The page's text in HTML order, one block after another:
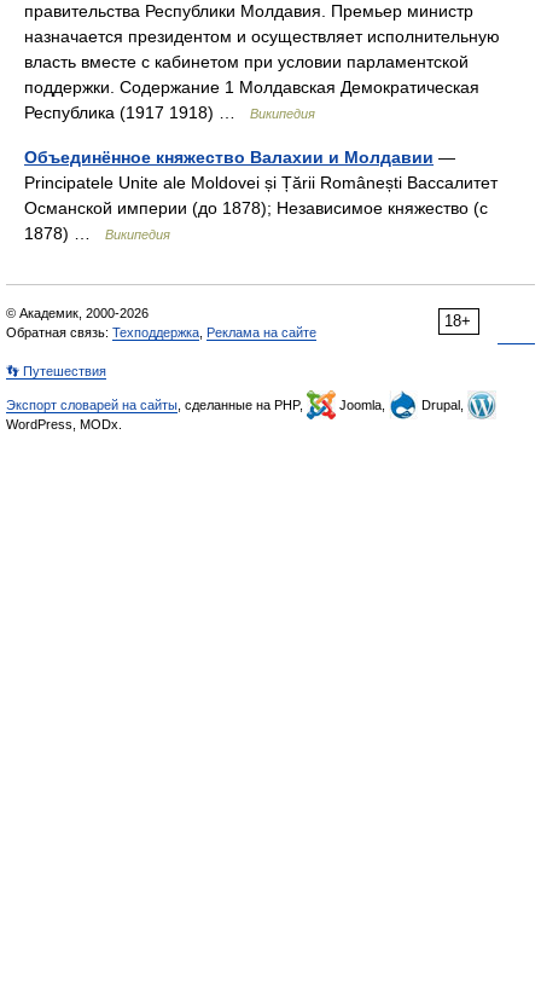
правительства Республики Молдавия. Премьер министр
назначается президентом и осуществляет исполнительную
власть вместе с кабинетом при условии парламентской
поддержки. Содержание 1 Молдавская Демократическая
Республика (1917 1918) …
Википедия
Объединённое княжество Валахии и Молдавии —
Principatele Unite ale Moldovei și Țării Românești Вассалитет
Османской империи (до 1878); Независимое княжество (с
1878) …
Википедия
18+
© Академик, 2000-2026
Обратная связь: Техподдержка Реклама на сайте
👣 Путешествия
Экспорт словарей на сайты , сделанные на PHP, Joomla,
Drupal,
WordPress, MODx.